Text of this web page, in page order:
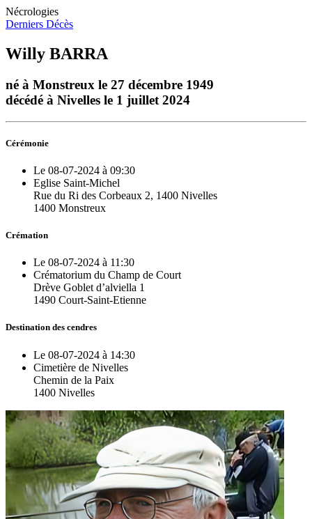
Nécrologies
Derniers Décès
Willy BARRA
né à Monstreux le 27 décembre 1949
décédé à Nivelles le 1 juillet 2024
Cérémonie
Le 08-07-2024 à 09:30
Eglise Saint-Michel
Rue du Ri des Corbeaux 2, 1400 Nivelles
1400 Monstreux
Crémation
Le 08-07-2024 à 11:30
Crématorium du Champ de Court
Drève Goblet d’alviella 1
1490 Court-Saint-Etienne
Destination des cendres
Le 08-07-2024 à 14:30
Cimetière de Nivelles
Chemin de la Paix
1400 Nivelles